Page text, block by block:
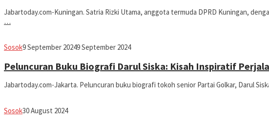
Jabartoday.com-Kuningan. Satria Rizki Utama, anggota termuda DPRD Kuningan,
…
Sosokfathiyya
9 September 20249 September 2024
Peluncuran Buku Biografi Darul Siska: Kisah Inspiratif
Jabartoday.com-Jakarta. Peluncuran buku biografi tokoh senior Partai Golkar, Darul
Sosokfathiyya
30 August 2024